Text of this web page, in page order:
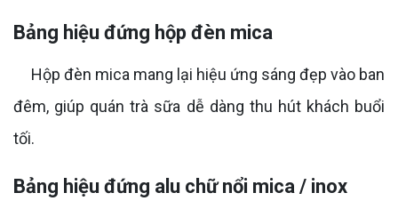
Bảng hiệu đứng hộp đèn mica
Hộp đèn mica mang lại hiệu ứng sáng đẹp vào ban
đêm, giúp quán trà sữa dễ dàng thu hút khách buổi
tối.
Bảng hiệu đứng alu chữ nổi mica / inox